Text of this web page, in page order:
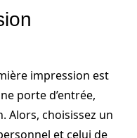
impression est
porte d’entrée,
Alors, choisissez un
et celui de